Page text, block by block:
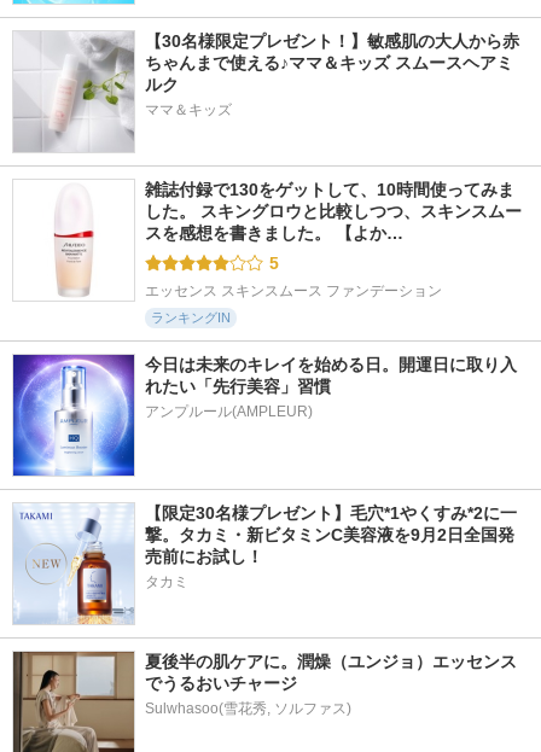
【30名様限定プレゼント！】敏感肌の大人から赤
ちゃんまで使える♪ママ＆キッズ スムースヘアミ
ルク
ママ＆キッズ
雑誌付録で130をゲットして、10時間使ってみま
した。 スキングロウと比較しつつ、スキンスムー
スを感想を書きました。 【よか…
5
エッセンス スキンスムース ファンデーション
ランキングIN
今日は未来のキレイを始める日。開運日に取り入
れたい「先行美容」習慣
アンプルール(AMPLEUR)
【限定30名様プレゼント】毛穴*1やくすみ*2に一
撃。タカミ・新ビタミンC美容液を9月2日全国発
売前にお試し！
タカミ
夏後半の肌ケアに。潤燥（ユンジョ）エッセンス
でうるおいチャージ
Sulwhasoo(雪花秀, ソルファス)